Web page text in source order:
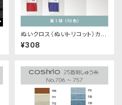
ぬいクロス（ぬいトリコット）カッ
トクロス各色｜清原株式会社
¥308